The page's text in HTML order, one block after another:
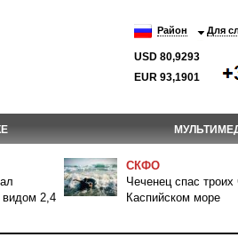
Район Для
USD 80,9293
EUR 93,1901
видом 2,4
СКФО
Чеченец спас троих
Каспийском море